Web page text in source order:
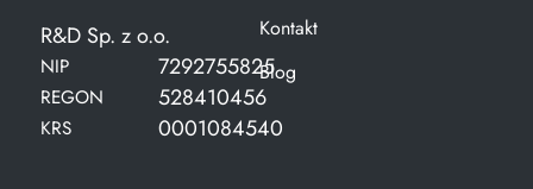
R&D Sp. z o.o.
NIP 7292755825
REGON 528410456
KRS 0001084540
Kontakt
Blog